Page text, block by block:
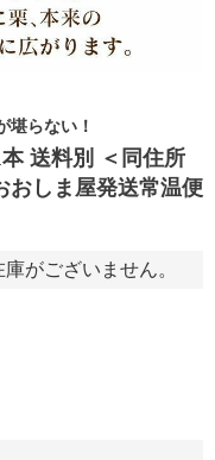
堪らない！
送料別 ＜同住所
おしま屋発送常温便
がございません。